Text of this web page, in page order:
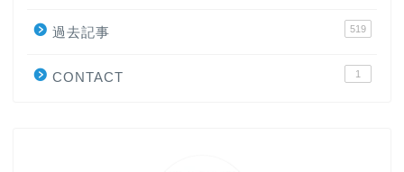
過去記事 519
CONTACT 1